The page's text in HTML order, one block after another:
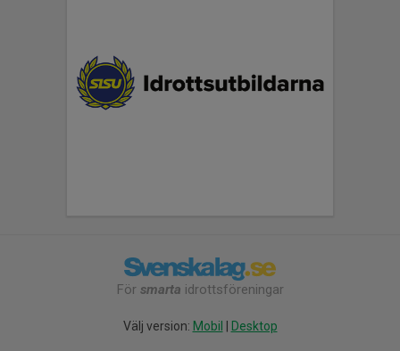
För smarta idrottsföreningar
Välj version: Mobil Desktop